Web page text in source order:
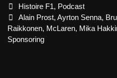
Podcast
Categories
Histoire F1, Podcast
Tags
Alain Prost,Ayrton Senna,
Raikkonen, McLaren, Mika
Sponsoring